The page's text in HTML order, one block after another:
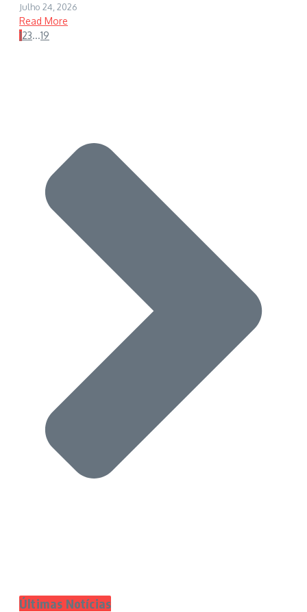
Julho 24, 2026
Read More
123...19
Últimas Notícias